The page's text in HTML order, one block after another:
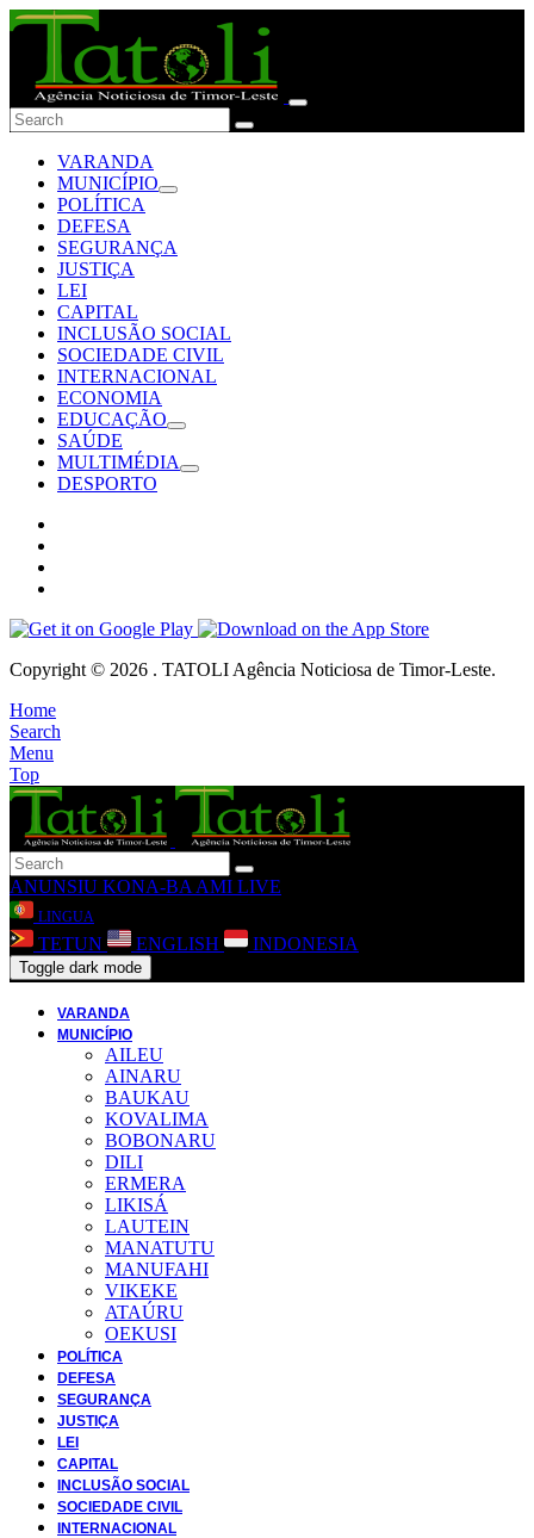
VARANDA
MUNICÍPIO
POLÍTICA
DEFESA
SEGURANÇA
JUSTIÇA
LEI
CAPITAL
INCLUSÃO SOCIAL
SOCIEDADE CIVIL
INTERNACIONAL
ECONOMIA
EDUCAÇÃO
SAÚDE
MULTIMÉDIA
DESPORTO
Copyright © 2026 . TATOLI Agência Noticiosa de Timor-Leste.
Home
Search
Menu
Top
ANUNSIU KONA-BA AMI LIVE
LINGUA
TETUN ENGLISH INDONESIA
Toggle dark mode
VARANDA
MUNICÍPIO
AILEU
AINARU
BAUKAU
KOVALIMA
BOBONARU
DILI
ERMERA
LIKISÁ
LAUTEIN
MANATUTU
MANUFAHI
VIKEKE
ATAÚRU
OEKUSI
POLÍTICA
DEFESA
SEGURANÇA
JUSTIÇA
LEI
CAPITAL
INCLUSÃO SOCIAL
SOCIEDADE CIVIL
INTERNACIONAL